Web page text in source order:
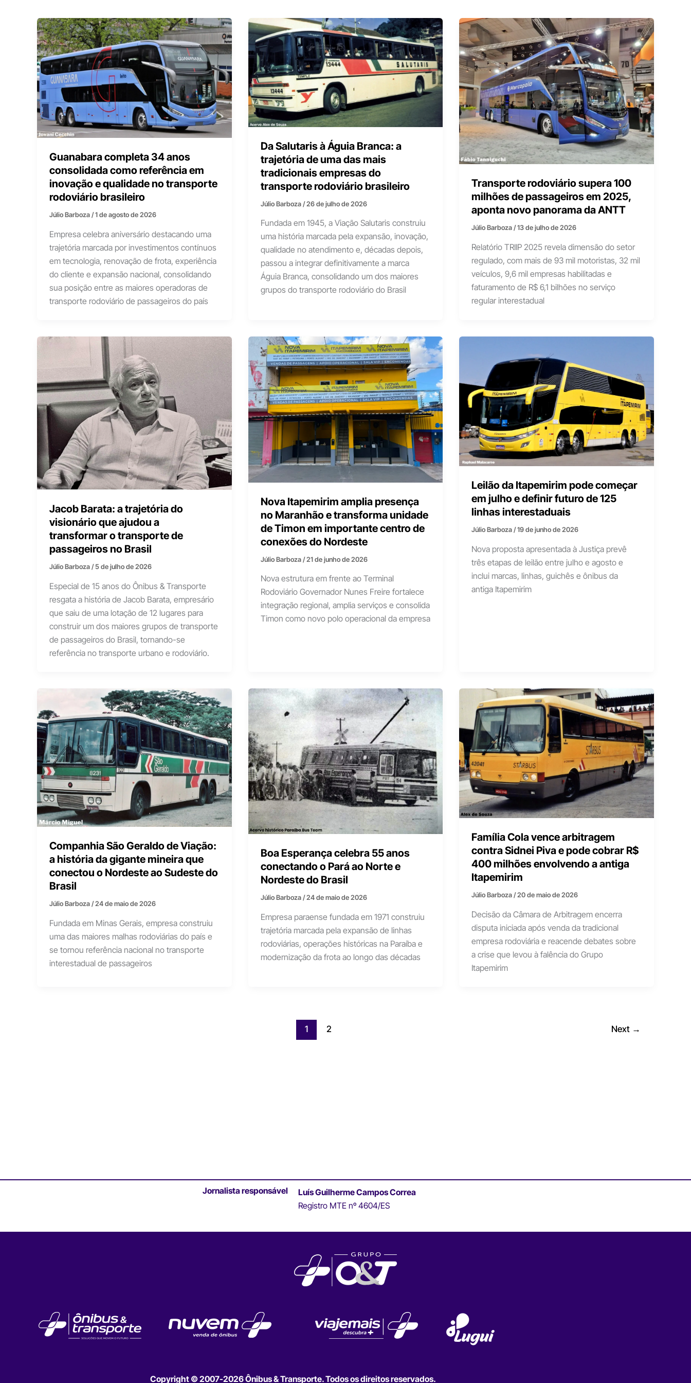
Guanabara completa 34 anos
consolidada como referência em
inovação e qualidade no transporte
rodoviário brasileiro
Júlio Barboza/1 de agosto de 2026
Empresa celebra aniversário destacando uma
trajetória marcada por investimentos contínuos
em tecnologia, renovação de frota, experiência
do cliente e expansão nacional, consolidando
sua posição entre as maiores operadoras de
transporte rodoviário de passageiros do país
Da Salutaris à Águia Branca: a
trajetória de uma das mais
tradicionais empresas do
transporte rodoviário brasileiro
Júlio Barboza/26 de julho de 2026
Fundada em 1945, a Viação Salutaris construiu
uma história marcada pela expansão, inovação,
qualidade no atendimento e, décadas depois,
passou a integrar definitivamente a marca
Águia Branca, consolidando um dos maiores
grupos do transporte rodoviário do Brasil
Transporte rodoviário supera 100
milhões de passageiros em 2025,
aponta novo panorama da ANTT
Júlio Barboza/13 de julho de 2026
Relatório TRIIP 2025 revela dimensão do setor
regulado, com mais de 93 mil motoristas, 32 mil
veículos, 9,6 mil empresas habilitadas e
faturamento de R$ 6,1 bilhões no serviço
regular interestadual
Jacob Barata: a trajetória do
visionário que ajudou a
transformar o transporte de
passageiros no Brasil
Júlio Barboza/5 de julho de 2026
Especial de 15 anos do Ônibus & Transporte
resgata a história de Jacob Barata, empresário
que saiu de uma lotação de 12 lugares para
construir um dos maiores grupos de transporte
de passageiros do Brasil, tornando-se
referência no transporte urbano e rodoviário.
Nova Itapemirim amplia presença
no Maranhão e transforma unidade
de Timon em importante centro de
conexões do Nordeste
Júlio Barboza/21 de junho de 2026
Nova estrutura em frente ao Terminal
Rodoviário Governador Nunes Freire fortalece
integração regional, amplia serviços e consolida
Timon como novo polo operacional da empresa
Leilão da Itapemirim pode começar
em julho e definir futuro de 125
linhas interestaduais
Júlio Barboza/19 de junho de 2026
Nova proposta apresentada à Justiça prevê
três etapas de leilão entre julho e agosto e
inclui marcas, linhas, guichês e ônibus da
antiga Itapemirim
Companhia São Geraldo de Viação:
a história da gigante mineira que
conectou o Nordeste ao Sudeste do
Brasil
Júlio Barboza/24 de maio de 2026
Fundada em Minas Gerais, empresa construiu
uma das maiores malhas rodoviárias do país e
se tornou referência nacional no transporte
interestadual de passageiros
Boa Esperança celebra 55 anos
conectando o Pará ao Norte e
Nordeste do Brasil
Júlio Barboza/24 de maio de 2026
Empresa paraense fundada em 1971 construiu
trajetória marcada pela expansão de linhas
rodoviárias, operações históricas na Paraíba e
modernização da frota ao longo das décadas
Família Cola vence arbitragem
contra Sidnei Piva e pode cobrar R$
400 milhões envolvendo a antiga
Itapemirim
Júlio Barboza/20 de maio de 2026
Decisão da Câmara de Arbitragem encerra
disputa iniciada após venda da tradicional
empresa rodoviária e reacende debates sobre
a crise que levou à falência do Grupo
Itapemirim
1 2 Next →
Jornalista responsável
Luís Guilherme Campos Correa
Registro MTE nº 4604/ES
Copyright © 2007-2026 Ônibus & Transporte. Todos os direitos reservados.